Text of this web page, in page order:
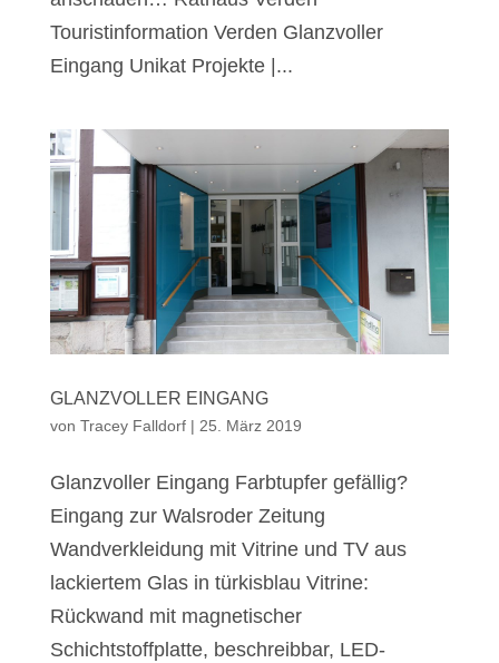
Touristinformation Verden Glanzvoller
Eingang Unikat Projekte |...
GLANZVOLLER EINGANG
von Tracey Falldorf| 25. März 2019
Glanzvoller Eingang Farbtupfer gefällig?
Eingang zur Walsroder Zeitung
Wandverkleidung mit Vitrine und TV aus
lackiertem Glas in türkisblau Vitrine:
Rückwand mit magnetischer
Schichtstoffplatte, beschreibbar, LED-